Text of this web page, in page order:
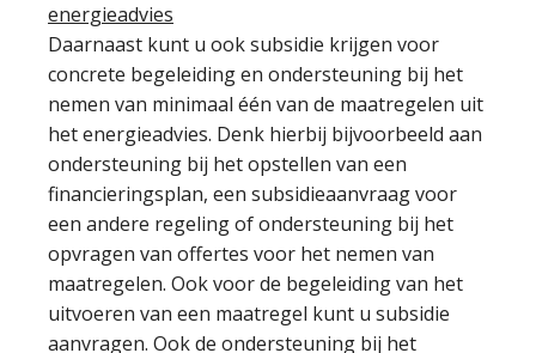
energieadvies
Daarnaast kunt u ook subsidie krijgen voor
concrete begeleiding en ondersteuning bij het
nemen van minimaal één van de maatregelen uit
het energieadvies. Denk hierbij bijvoorbeeld aan
ondersteuning bij het opstellen van een
financieringsplan, een subsidieaanvraag voor
een andere regeling of ondersteuning bij het
opvragen van offertes voor het nemen van
maatregelen. Ook voor de begeleiding van het
uitvoeren van een maatregel kunt u subsidie
aanvragen. Ook de ondersteuning bij het